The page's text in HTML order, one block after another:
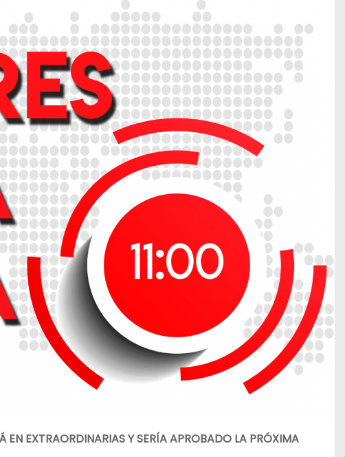
EN EXTRAORDINARIAS Y SERÍA APROBADO LA PRÓXIMA